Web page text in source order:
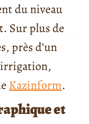
du niveau
Sur plus de
près d’un
Kazinform.
et